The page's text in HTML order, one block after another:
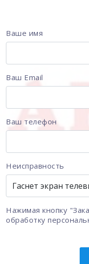
Ваше имя
Ваш Email
Ваш телефон
Неисправность
Нажимая кнопку
обработку